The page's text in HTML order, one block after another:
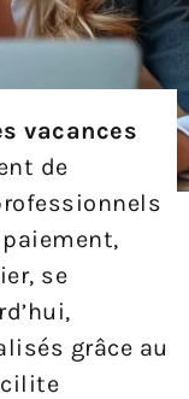
vacances
de
se
grâce au